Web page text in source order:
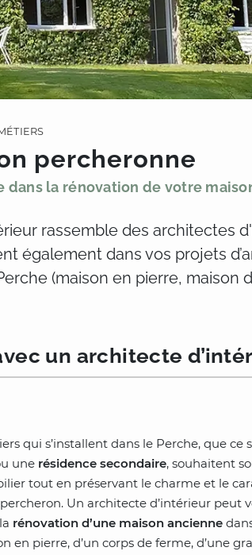
percheronne
la rénovation de votre
rassemble des architectes
également dans vos projets
(maison en pierre, maison
un architecte
qui s’installent dans le Perche, que ce
une résidence secondaire, souhaitent
tout en préservant le charme et le
Un architecte d’intérieur peut
rénovation d’une maison ancienne
en pierre, d’un corps de ferme, d’une